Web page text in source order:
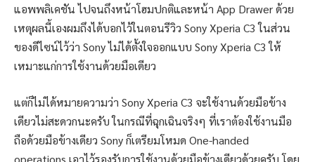
แอพพลิเคชัน ไปจนถึงหน้าโฮมปกติและหน้า App Drawer ด้วย
เหตุผลนี้เองผมถึงได้บอกไว้ในตอนรีวิว Sony Xperia C3 ในส่วน
ของดีไซน์ไว้ว่า Sony ไม่ได้ตั้งใจออกแบบ Sony Xperia C3 ให้
เหมาะแก่การใช้งานด้วยมือเดียว
แต่ก็ไม่ได้หมายความว่า Sony Xperia C3 จะใช้งานด้วยมือข้าง
เดียวไม่สะดวกนะครับ ในกรณีที่ฉุกเฉินจริงๆ ที่เราต้องใช้งานมือ
ถือด้วยมือข้างเดียว Sony ก็เตรียมโหมด One-handed
operations เอาไว้รองรับการใช้งานด้วยมือข้างเดียวด้วยครับ โดย